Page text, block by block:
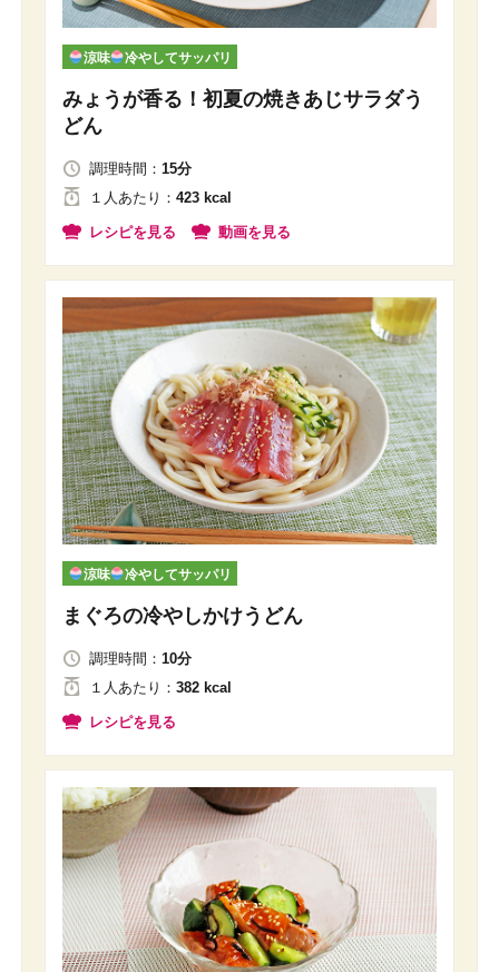
涼味 冷やしてサッパリ
みょうが香る！初夏の焼きあじサラダう
どん
調理時間： 15分
１人 あたり ： 423 kcal
レシピを見る 動画を見る
涼味 冷やしてサッパリ
まぐろの冷やしかけうどん
調理時間： 10分
１人あたり ： 382 kcal
レシピを見る